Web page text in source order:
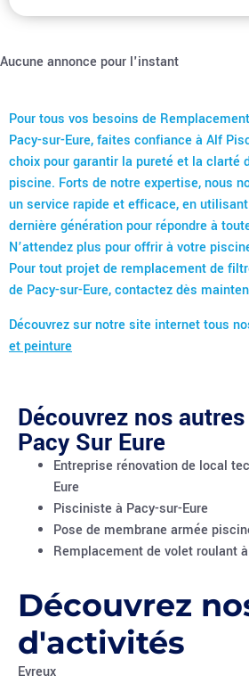
Aucune annonce pour l'instant
Pour tous vos besoins de
Pacy-sur-Eure, faites confiance à Alf
choix pour garantir la pureté et la clarté
piscine. Forts de notre expertise, nous
un service rapide et efficace, en
dernière génération pour répondre à
N’attendez plus pour offrir à votre
Pour tout projet de remplacement de
de Pacy-sur-Eure, contactez dès
Découvrez sur notre site internet tous
et peinture
Découvrez nos
Pacy Sur Eure
Entreprise rénovation de local
Eure
Pisciniste à Pacy-sur-Eure
Pose de membrane armée
Remplacement de volet roulant
Découvrez
d'activités
Evreux